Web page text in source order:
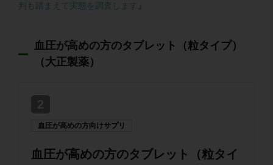
判も踏まえて実態を調査します
血圧が高めの方のタブレット（粒タイプ）
（大正製薬）
血圧が高めの方向けサプリ
血圧が高めの方のタブレット（粒タイ